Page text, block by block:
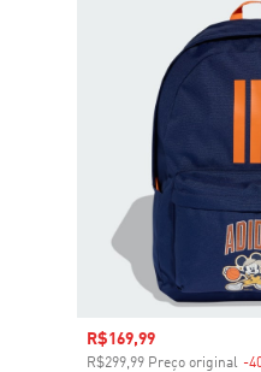
Preço com desconto
R$169,99
R$299,99 Preço original -